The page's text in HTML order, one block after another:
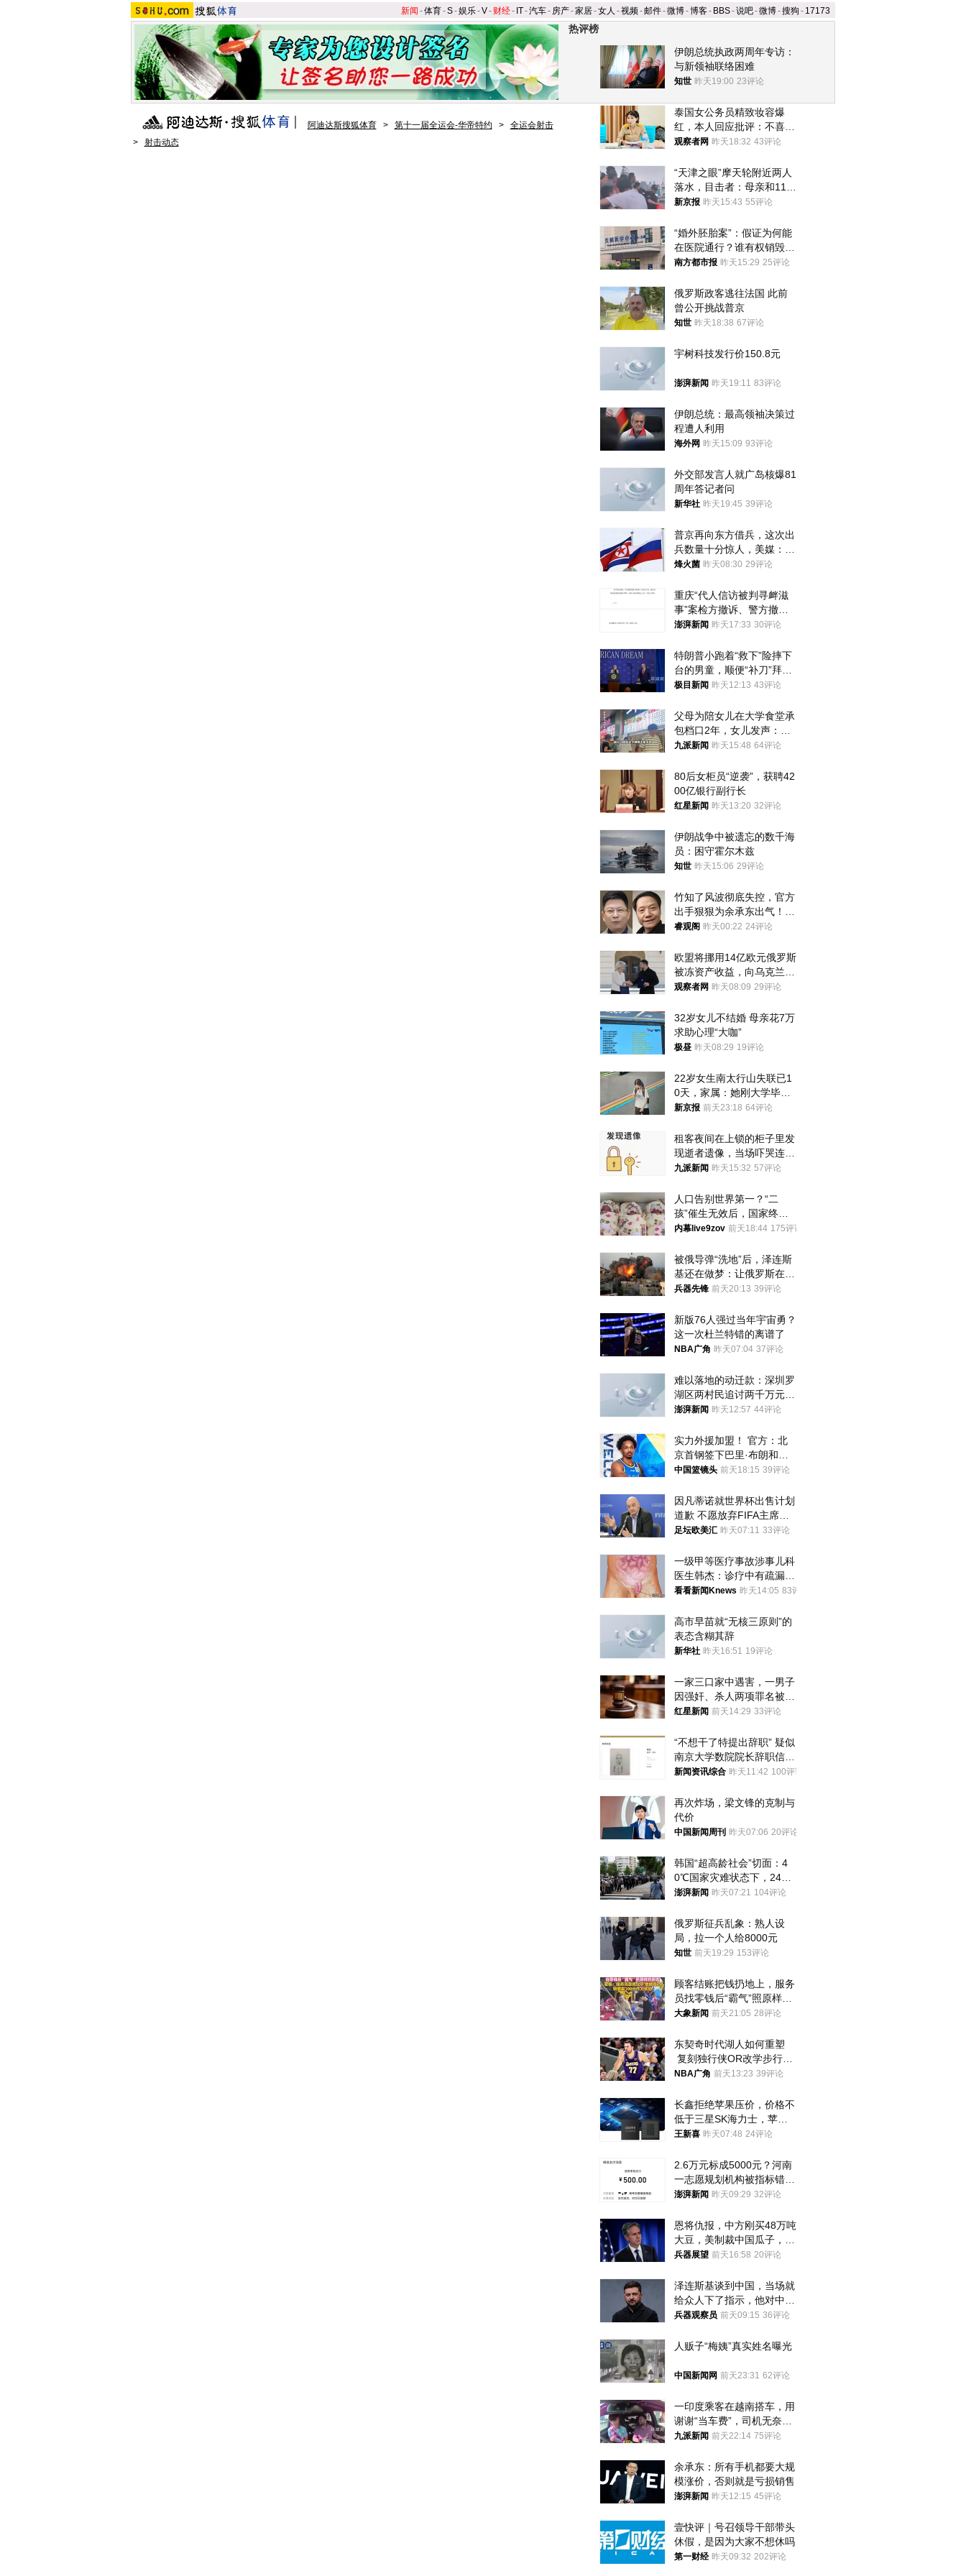
新闻 -体育-S-娱乐-V- 财经- IT-汽车- 房产-家居-女人 -视频-邮件-微博-博客- BBS-说吧-微博-搜狗 - 17173
热评榜
伊朗总统执政两周年专访：
与新领袖联络困难
知世 昨天19:00 23评论
泰国女公务员精致妆容爆
红，本人回应批评：不喜欢
就别看
观察者网 昨天18:32 43评论
“天津之眼”摩天轮附近两人
落水，目击者：母亲和11岁
儿子先后被打捞上岸
新京报 昨天15:43 55评论
“婚外胚胎案”：假证为何能
在医院通行？谁有权销毁胚
胎？
南方都市报 昨天15:29 25评论
俄罗斯政客逃往法国 此前
曾公开挑战普京
知世 昨天18:38 67评论
宇树科技发行价150.8元
澎湃新闻 昨天19:11 83评论
伊朗总统：最高领袖决策过
程遭人利用
海外网 昨天15:09 93评论
外交部发言人就广岛核爆81
周年答记者问
新华社 昨天19:45 39评论
普京再向东方借兵，这次出
兵数量十分惊人，美媒：俄
朝要动真格？
烽火菌 昨天08:30 29评论
重庆“代人信访被判寻衅滋
事”案检方撤诉、警方撤
案，两被告人获国赔
澎湃新闻 昨天17:33 30评论
特朗普小跑着“救下”险摔下
台的男童，顺便“补刀”拜
登：“我可不想他像拜登一
极目新闻 昨天12:13 43评论
父母为陪女儿在大学食堂承
包档口2年，女儿发声：初
衷是为了陪伴，毕业后将不
九派新闻 昨天15:48 64评论
80后女柜员“逆袭”，获聘42
00亿银行副行长
红星新闻 昨天13:20 32评论
伊朗战争中被遗忘的数千海
员：困守霍尔木兹
知世 昨天15:06 29评论
竹知了风波彻底失控，官方
出手狠狠为余承东出气！雷
军果然没说错
睿观阁 昨天00:22 24评论
欧盟将挪用14亿欧元俄罗斯
被冻资产收益，向乌克兰提
供援助
观察者网 昨天08:09 29评论
32岁女儿不结婚 母亲花7万
求助心理“大咖”
极昼 昨天08:29 19评论
22岁女生南太行山失联已1
0天，家属：她刚大学毕业
想到山里旅行
新京报 前天23:18 64评论
租客夜间在上锁的柜子里发
现逝者遗像，当场吓哭连夜
搬离，房东退还押金
九派新闻 昨天15:32 57评论
人口告别世界第一？“二
孩”催生无效后，国家终于
向住房出手了！
内幕live9zov 前天18:44 175评论
被俄导弹“洗地”后，泽连斯
基还在做梦：让俄罗斯在冬
季前求和？
兵器先锋 前天20:13 39评论
新版76人强过当年宇宙勇？
这一次杜兰特错的离谱了
NBA广角 昨天07:04 37评论
难以落地的动迁款：深圳罗
湖区两村民追讨两千万元动
迁款八年未果
澎湃新闻 昨天12:57 44评论
实力外援加盟！ 官方：北
京首钢签下巴里·布朗和桑
普森
中国篮镜头 前天18:15 39评论
因凡蒂诺就世界杯出售计划
道歉 不愿放弃FIFA主席职
位
足坛欧美汇 昨天07:11 33评论
一级甲等医疗事故涉事儿科
医生韩杰：诊疗中有疏漏，
我认错，但不能认罪
看看新闻Knews 昨天14:05 83评论
高市早苗就“无核三原则”的
表态含糊其辞
新华社 昨天16:51 19评论
一家三口家中遇害，一男子
因强奸、杀人两项罪名被判
死缓 最高检介入后改判无
红星新闻 前天14:29 33评论
“不想干了特提出辞职” 疑似
南京大学数院院长辞职信流
传 院方回应
新闻资讯综合 昨天11:42 100评论
再次炸场，梁文锋的克制与
代价
中国新闻周刊 昨天07:06 20评论
韩国“超高龄社会”切面：4
0℃国家灾难状态下，2400
名首尔老人还在巷子里收废
澎湃新闻 昨天07:21 104评论
俄罗斯征兵乱象：熟人设
局，拉一个人给8000元
知世 前天19:29 153评论
顾客结账把钱扔地上，服务
员找零钱后“霸气”照原样扔
回去
大象新闻 前天21:05 28评论
东契奇时代湖人如何重塑
复刻独行侠OR改学步行
者？
NBA广角 前天13:23 39评论
长鑫拒绝苹果压价，价格不
低于三星SK海力士，苹果
失去了议价权
王新喜 昨天07:48 24评论
2.6万元标成5000元？河南
一志愿规划机构被指标错学
费致考生复读
澎湃新闻 昨天09:29 32评论
恩将仇报，中方刚买48万吨
大豆，美制裁中国瓜子，布
林肯措辞变了
兵器展望 前天16:58 20评论
泽连斯基谈到中国，当场就
给众人下了指示，他对中国
和中乌关系，显然又有了新
兵器观察员 前天09:15 36评论
人贩子“梅姨”真实姓名曝光
中国新闻网 前天23:31 62评论
一印度乘客在越南搭车，用
谢谢“当车费”，司机无奈发
笑；印度网友：不代表印度
九派新闻 前天22:14 75评论
余承东：所有手机都要大规
模涨价，否则就是亏损销售
澎湃新闻 昨天12:15 45评论
壹快评｜号召领导干部带头
休假，是因为大家不想休吗
第一财经 昨天09:32 202评论
阿迪达斯搜狐体育 > 第十一届全运会-华帝特约 >
全运会射击
>
射击动态